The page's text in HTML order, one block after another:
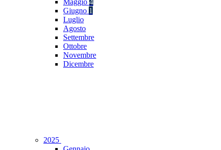
Maggio 4
Giugno 1
Luglio
Agosto
Settembre
Ottobre
Novembre
Dicembre
2025